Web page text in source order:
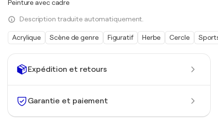
Expédition et retours
Garantie et paiement
Peinture avec cadre
Description traduite automatiquement.
Acrylique Scène de genre Figuratif Herbe Cercle